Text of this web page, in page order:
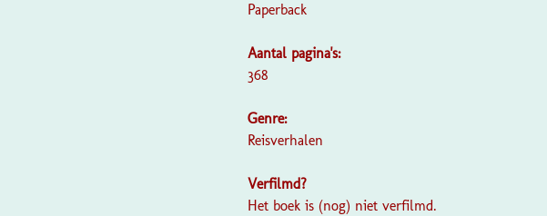
Paperback
Aantal pagina's:
368
Genre:
Reisverhalen
Verfilmd?
Het boek is (nog) niet verfilmd.